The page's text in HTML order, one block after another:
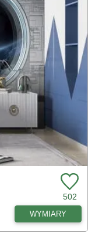
502
WYMIARY